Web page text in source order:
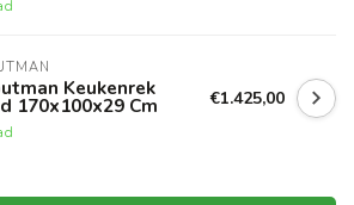
Keukenrek
170x100x29 Cm €1.425,00